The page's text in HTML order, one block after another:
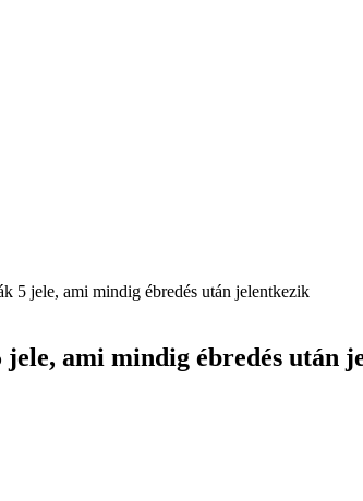
5 jele, ami mindig ébredés után jelentkezik
ami mindig ébredés után